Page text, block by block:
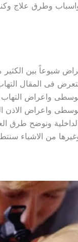
وطرق علاج
شيوعاً بين
فى المقال التهاب
واعراض
واعراض الاذن
ونوضح طرق
من الاشياء